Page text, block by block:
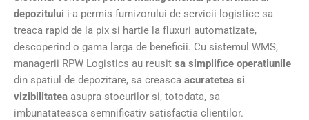
depozitului i-a permis furnizorului de servicii logistice sa
treaca rapid de la pix si hartie la fluxuri automatizate,
descoperind o gama larga de beneficii. Cu sistemul WMS,
managerii RPW Logistics au reusit sa simplifice operatiunile
din spatiul de depozitare, sa creasca acuratetea si
vizibilitatea asupra stocurilor si, totodata, sa
imbunatateasca semnificativ satisfactia clientilor.